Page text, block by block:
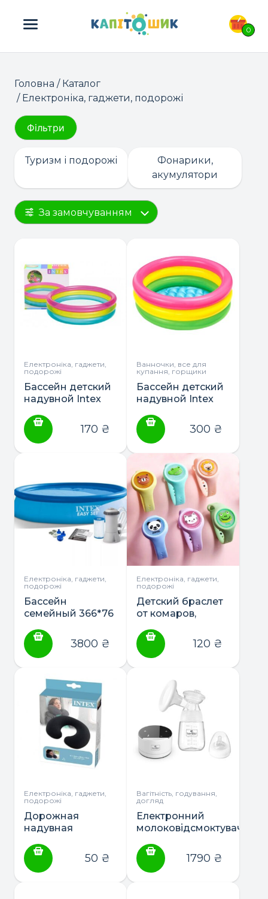
0
ПОШУК ТОВАРІВ:
Головна / Каталог
/ Електроніка, гаджети, подорожі
Фільтри
Туризм і подорожі
Фонарики,
акумулятори
За замовчуванням
Електроніка, гаджети,
подорожі
Бассейн детский
надувной Intex
170 ₴
Ванночки, все для
купання, горщики
Бассейн детский
надувной Intex
надувным дном
300 ₴
Електроніка, гаджети,
подорожі
Бассейн
семейный 366*76
фильтром (28132)
3800 ₴
Електроніка, гаджети,
подорожі
Детский браслет
от комаров,
темноте
силиконовый
120 ₴
Електроніка, гаджети,
подорожі
Дорожная
надувная
68675
50 ₴
Вагітність, годування,
догляд
Електронний
молоковідсмоктувач
Lorreli
1790 ₴